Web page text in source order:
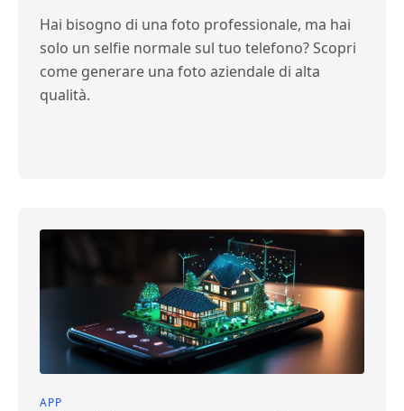
Hai bisogno di una foto professionale, ma hai
solo un selfie normale sul tuo telefono? Scopri
come generare una foto aziendale di alta
qualità.
APP